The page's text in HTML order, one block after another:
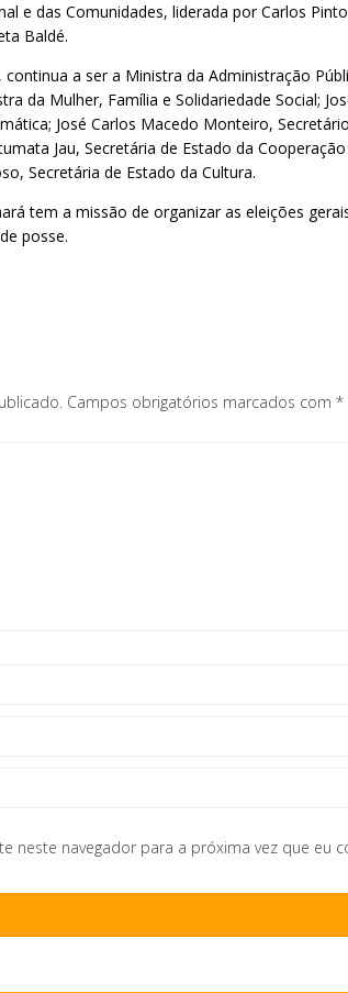
e das Comunidades, liderada por Carlos
Baldé.
a ser a Ministra da Administração
da Mulher, Família e Solidariedade Social;
José Carlos Macedo Monteiro,
Jau, Secretária de Estado da
Secretária de Estado da Cultura.
tem a missão de organizar as eleições
posse.
Campos obrigatórios marcados com *
neste navegador para a próxima vez que eu